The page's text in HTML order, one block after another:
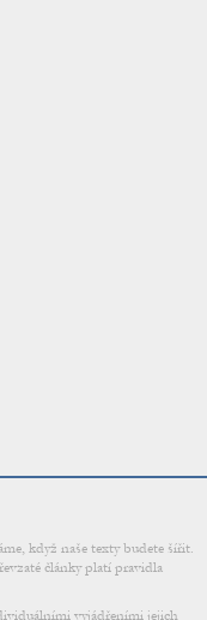
když naše texty budete šířit.
články platí pravidla
vyjádřeními jejich